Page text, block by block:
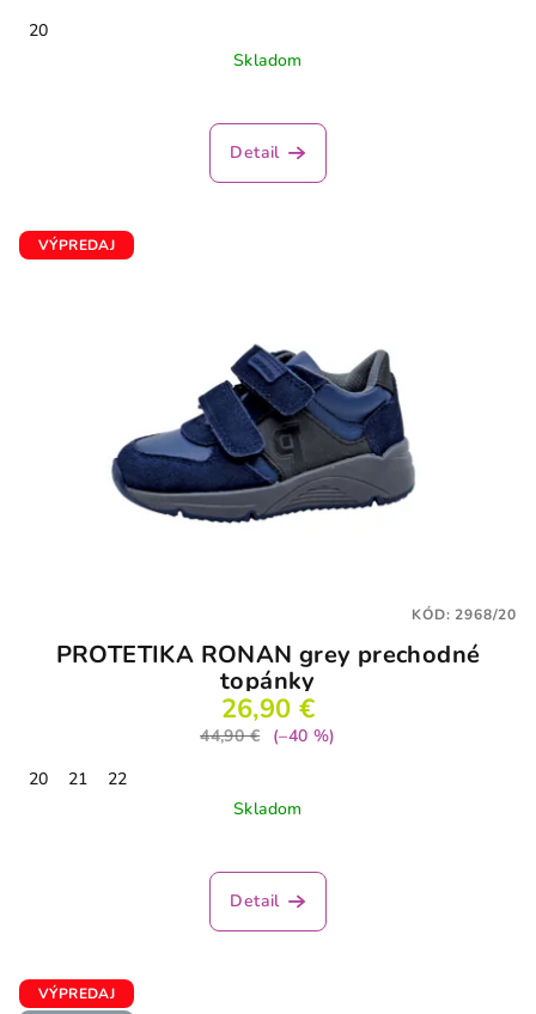
20
Skladom
Detail
VÝPREDAJ
PROTETIKA RONAN grey prechodné
topánky
26,90 €
44,90 €
(–40 %)
20
21
22
Skladom
Detail
KÓD:2968/20
VÝPREDAJ